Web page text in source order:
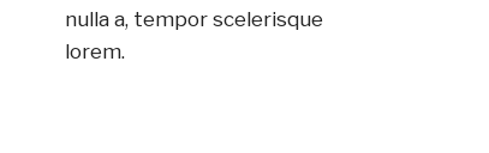
nulla a, tempor scelerisque
lorem.